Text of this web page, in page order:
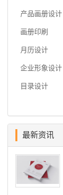
产品画册设计
画册印刷
月历设计
企业形象设计
目录设计
最新资讯